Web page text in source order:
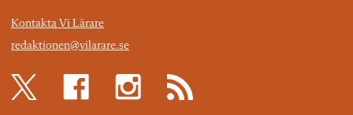
Kontakta Vi Lärare
redaktionen@vilarare.se